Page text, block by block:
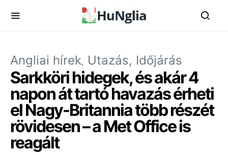
Angliai hírek Utazás, Időjárás
Sarkköri hidegek, és akár 4
napon át tartó havazás érheti
el Nagy-Britannia több részét
rövidesen – a Met Office is
reagált